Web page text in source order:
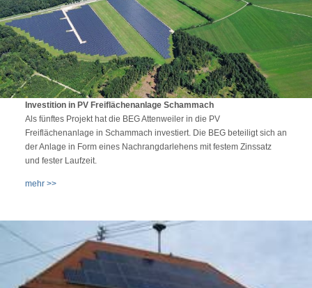
Investition in PV Freiflächenanlage Schammach
Als fünftes Projekt hat die BEG Attenweiler in die PV
Freiflächenanlage in Schammach investiert. Die BEG beteiligt sich an
der Anlage in Form eines Nachrangdarlehens mit festem Zinssatz
und fester Laufzeit.
mehr >>